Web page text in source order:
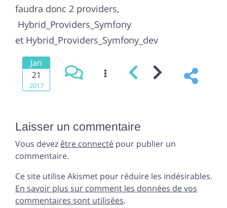
faudra donc 2 providers,
Hybrid_Providers_Symfony
et Hybrid_Providers_Symfony_dev
Jan
21
2017
Laisser un commentaire
Vous devez être connecté pour publier un
commentaire.
Ce site utilise Akismet pour réduire les indésirables.
En savoir plus sur comment les données de vos
commentaires sont utilisées.